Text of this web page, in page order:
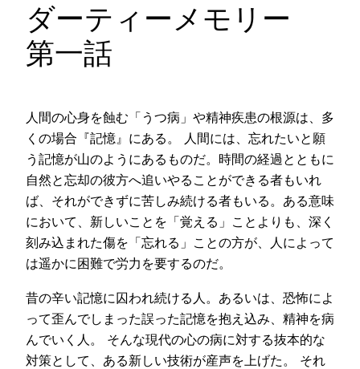
ダーティーメモリー
第一話
人間の心身を蝕む「うつ病」や精神疾患の根源は、多
くの場合『記憶』にある。 人間には、忘れたいと願
う記憶が山のようにあるものだ。時間の経過とともに
自然と忘却の彼方へ追いやることができる者もいれ
ば、それができずに苦しみ続ける者もいる。ある意味
において、新しいことを「覚える」ことよりも、深く
刻み込まれた傷を「忘れる」ことの方が、人によって
は遥かに困難で労力を要するのだ。
昔の辛い記憶に囚われ続ける人。あるいは、恐怖によ
って歪んでしまった誤った記憶を抱え込み、精神を病
んでいく人。 そんな現代の心の病に対する抜本的な
対策として、ある新しい技術が産声を上げた。 それ